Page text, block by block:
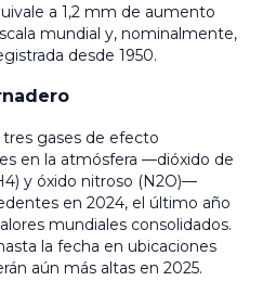
a 1,2 mm de aumento
mundial y, nominalmente,
desde 1950.
gases de efecto
en la atmósfera —dióxido de
y óxido nitroso (N2O)—
en 2024, el último año
mundiales consolidados.
la fecha en ubicaciones
aún más altas en 2025.